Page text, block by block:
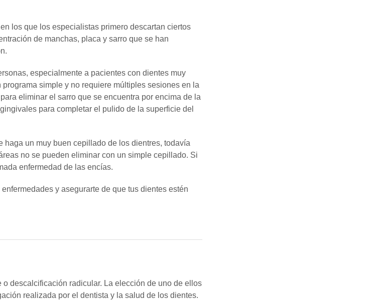
los que los especialistas primero descartan ciertos
de manchas, placa y sarro que se han
especialmente a pacientes con dientes muy
simple y no requiere múltiples sesiones en la
eliminar el sarro que se encuentra por encima de la
para completar el pulido de la superficie del
un muy buen cepillado de los dientres, todavía
no se pueden eliminar con un simple cepillado. Si
enfermedad de las encías.
y asegurarte de que tus dientes estén
descalcificación radicular. La elección de uno de ellos
realizada por el dentista y la salud de los dientes.